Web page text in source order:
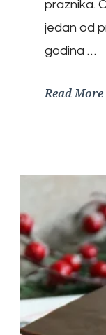
praznika.
jedan od
godina …
Read More